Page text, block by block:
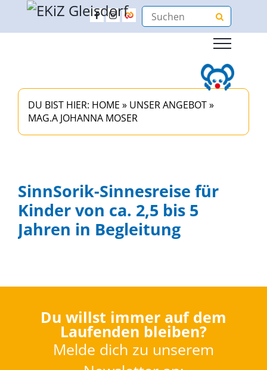
DU BIST HIER: HOME » UNSER ANGEBOT»
MAG.A JOHANNA MOSER
SinnSorik-Sinnesreise für
Kinder von ca. 2,5 bis 5
Jahren in Begleitung
Du willst immer auf dem
Laufenden bleiben?
Melde dich zu unserem